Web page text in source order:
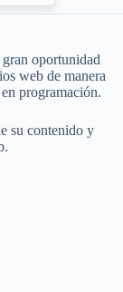
oportunidad
web de manera
programación.
su contenido y